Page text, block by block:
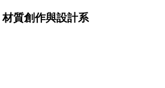
質創作與設計系